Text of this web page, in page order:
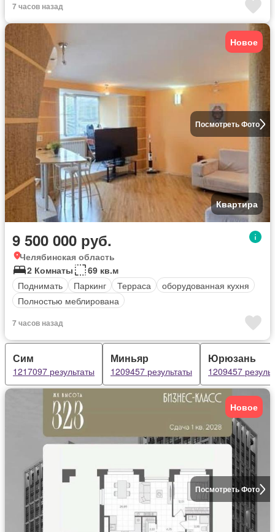
7 часов назад
Посмотреть Фото
Новое
Квартира
9 500 000 руб.
Челябинская область
2 Комнаты
69 кв.м
Поднимать
Паркинг Терраса
оборудованная кухня
Полностью меблирована
7 часов назад
Сим
1217097 результаты
Миньяр
1209457 результаты
Юрюзань
1209457
Посмотреть Фото
Новое